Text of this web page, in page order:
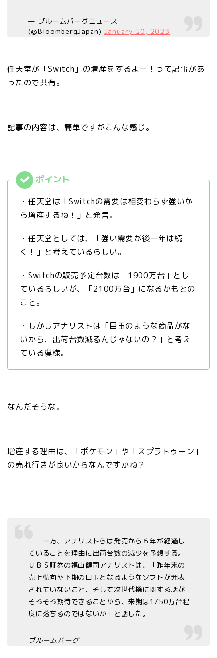
— ブルームバーグニュース
(@BloombergJapan)January 20, 2023
任天堂が「Switch」の増産をするよー！って記事があ
ったので共有。
記事の内容は、簡単ですがこんな感じ。
・任天堂は「Switchの需要は相変わらず強いか
ら増産するね！」と発言。
・任天堂としては、「強い需要が後一年は続
く！」と考えているらしい。
・Switchの販売予定台数は「1900万台」とし
ているらしいが、「2100万台」になるかもとの
こと。
・しかしアナリストは「目玉のような商品がな
いから、出荷台数減るんじゃないの？」と考え
ている模様。
なんだそうな。
増産する理由は、「ポケモン」や「スプラトゥーン」
の売れ行きが良いからなんですかね？
一方、アナリストらは発売から６年が経過し
ていることを理由に出荷台数の減少を予想する。
ＵＢＳ証券の福山健司アナリストは、「昨年末の
売上動向や下期の目玉となるようなソフトが発表
されていないこと、そして次世代機に関する話が
そろそろ期待できることから、来期は1750万台程
度に落ちるのではないか」と話した。
ブルームバーグ